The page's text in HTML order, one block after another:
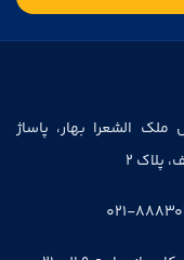
ملک الشعرا بهار، پاساژ
پلاک ۲